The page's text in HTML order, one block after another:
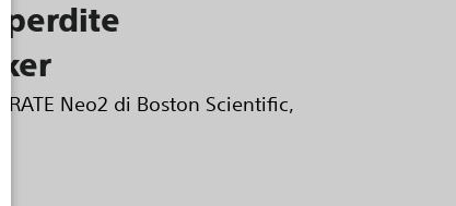
perdite
Neo2 di Boston Scientific,